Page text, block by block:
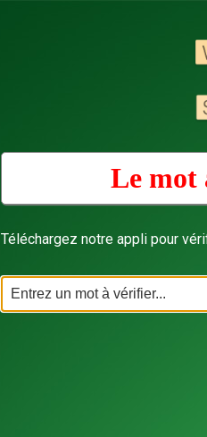
Le mot
Téléchargez notre appli pour